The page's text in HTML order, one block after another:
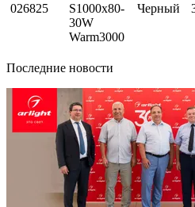
026825
S1000x80-
30W
Warm3000
Черный
Последние новости